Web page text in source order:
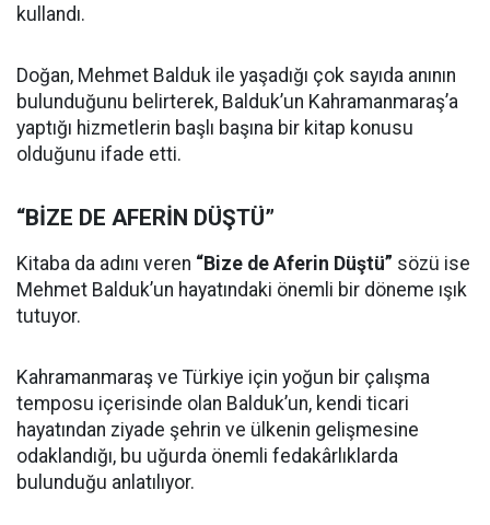
kullandı.
Doğan, Mehmet Balduk ile yaşadığı çok sayıda anının
bulunduğunu belirterek, Balduk’un Kahramanmaraş’a
yaptığı hizmetlerin başlı başına bir kitap konusu
olduğunu ifade etti.
“BİZE DE AFERİN DÜŞTÜ”
Kitaba da adını veren “Bize de Aferin Düştü” sözü ise
Mehmet Balduk’un hayatındaki önemli bir döneme ışık
tutuyor.
Kahramanmaraş ve Türkiye için yoğun bir çalışma
temposu içerisinde olan Balduk’un, kendi ticari
hayatından ziyade şehrin ve ülkenin gelişmesine
odaklandığı, bu uğurda önemli fedakârlıklarda
bulunduğu anlatılıyor.